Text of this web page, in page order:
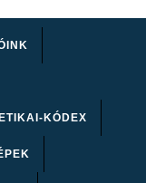
ETIKAI-KÓDEX